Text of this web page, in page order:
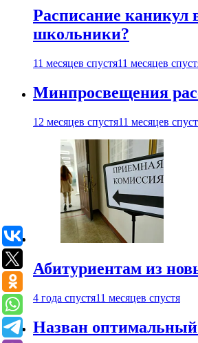
Расписание каникул
школьники?
11 месяцев спустя11 месяцев
Минпросвещения
12 месяцев спустя11 месяцев
Абитуриентам из
4 года спустя11 месяцев спустя
Назван оптимальный